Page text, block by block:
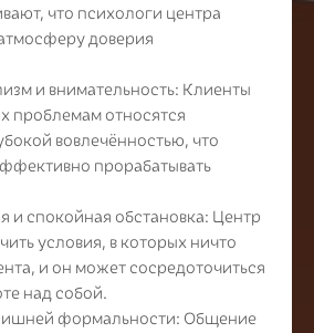
что психологи центра
доверия
и внимательность: Клиенты
проблемам относятся
вовлечённостью, что
прорабатывать
и спокойная обстановка: Центр
условия, в которых ничто
и он может сосредоточиться
над собой.
формальности: Общение